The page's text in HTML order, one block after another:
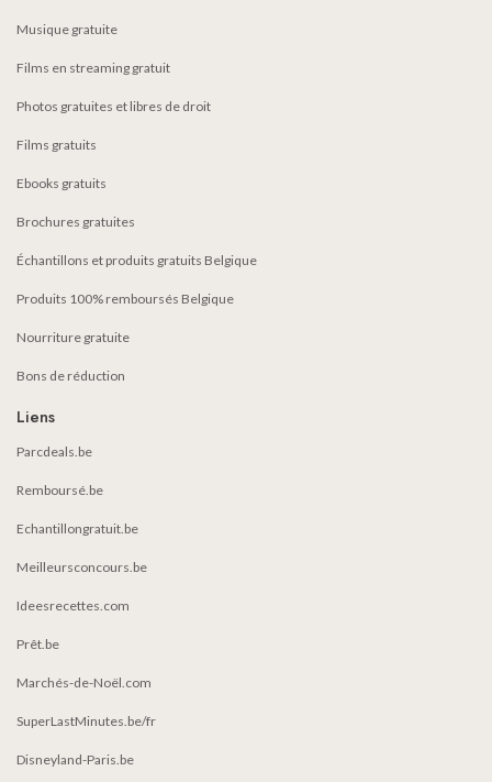
Musique gratuite
Films en streaming gratuit
Photos gratuites et libres de droit
Films gratuits
Ebooks gratuits
Brochures gratuites
Échantillons et produits gratuits Belgique
Produits 100% remboursés Belgique
Nourriture gratuite
Bons de réduction
Liens
Parcdeals.be
Remboursé.be
Echantillongratuit.be
Meilleursconcours.be
Ideesrecettes.com
Prêt.be
Marchés-de-Noël.com
SuperLastMinutes.be/fr
Disneyland-Paris.be